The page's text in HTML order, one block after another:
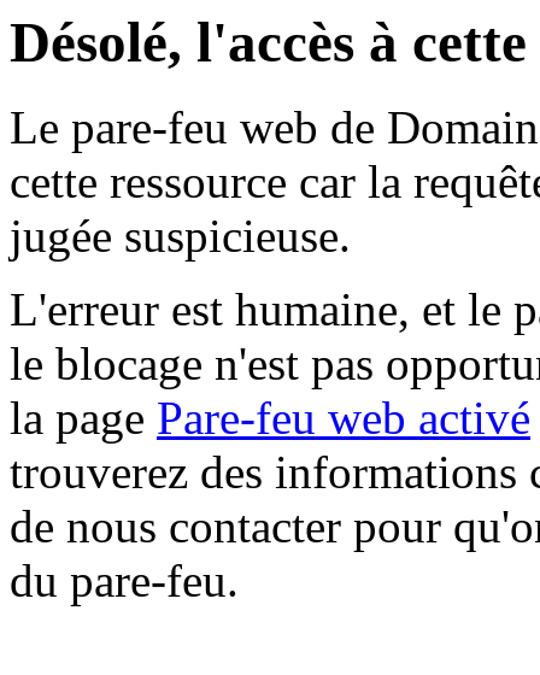
Désolé, l'accès à
Le pare-feu web de
cette ressource car la
jugée suspicieuse.
L'erreur est humaine, et le
le blocage n'est pas
la page Pare-feu web activé
trouverez des informations
de nous contacter pour
du pare-feu.